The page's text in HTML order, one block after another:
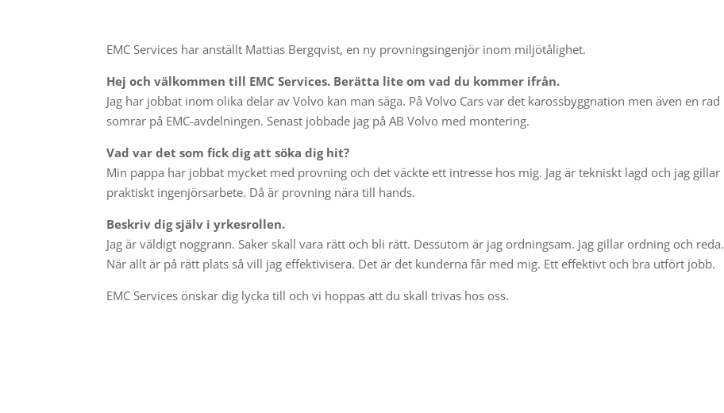
EMC Services har anställt Mattias Bergqvist, en ny provningsingenjör inom miljötålighet.
Hej och välkommen till EMC Services. Berätta lite om vad du kommer ifrån.
Jag har jobbat inom olika delar av Volvo kan man säga. På Volvo Cars var det karossbyggnation men även en rad
somrar på EMC-avdelningen. Senast jobbade jag på AB Volvo med montering.
Vad var det som fick dig att söka dig hit?
Min pappa har jobbat mycket med provning och det väckte ett intresse hos mig. Jag är tekniskt lagd och jag gillar
praktiskt ingenjörsarbete. Då är provning nära till hands.
Beskriv dig själv i yrkesrollen.
Jag är väldigt noggrann. Saker skall vara rätt och bli rätt. Dessutom är jag ordningsam. Jag gillar ordning och reda.
När allt är på rätt plats så vill jag effektivisera. Det är det kunderna får med mig. Ett effektivt och bra utfört jobb.
EMC Services önskar dig lycka till och vi hoppas att du skall trivas hos oss.